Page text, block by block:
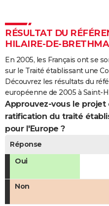
COPAINS D'AVANT
FORUM
Bricolage
Lifestyle
Culture
Sport
Auto
Television
Voyage
Cinema
RÉSULTAT DU
HILAIRE-DE-
En 2005, les Français ont se
sur le Traité établissant une
Découvrez les résultats du
européenne de 2005 à Saint-
Approuvez-vous le projet
ratification du traité
pour l'Europe ?
Réponse
Oui
Non